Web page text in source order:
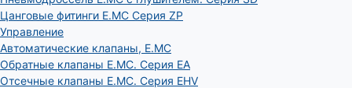
Цанговые фитинги E.MC Серия ZP
Управление
Автоматические клапаны, Е.МС
Обратные клапаны E.MC. Серия EA
Отсечные клапаны E.MC. Серия EHV